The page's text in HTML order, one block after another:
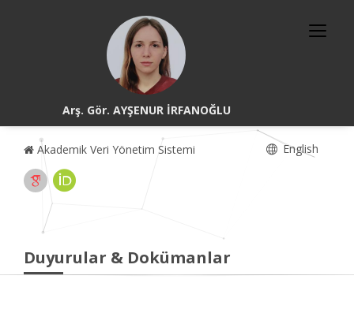
Arş. Gör. AYŞENUR İRFANOĞLU
Akademik Veri Yönetim Sistemi English
Duyurular & Dokümanlar